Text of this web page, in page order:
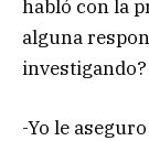
habló con la
alguna
investigando?
-Yo le